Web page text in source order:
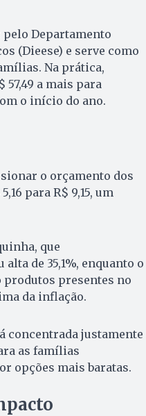
Departamento
(Dieese) e serve como
Na prática,
a mais para
o início do ano.
o orçamento dos
para R$ 9,15, um
que
de 35,1%, enquanto o
produtos presentes no
da inflação.
concentrada justamente
as famílias
opções mais baratas.